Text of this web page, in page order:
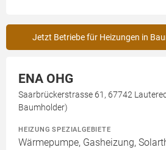
Jetzt Betriebe für Heizungen in
ENA OHG
Saarbrückerstrasse 61, 67742
Baumholder)
HEIZUNG SPEZIALGEBIETE
Wärmepumpe, Gasheizung,